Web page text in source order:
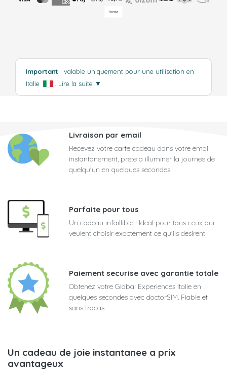
Important : valable uniquement pour une utilisation en
Italie
Lire la suite ▼
Livraison par email
Recevez votre carte cadeau dans votre email
instantanement, prete a illuminer la journee de
quelqu'un en quelques secondes
Parfaite pour tous
Un cadeau infaillible ! Ideal pour tous ceux qui
veulent choisir exactement ce qu'ils desirent
Paiement securise avec garantie totale
Obtenez votre Global Experiences Italie en
quelques secondes avec doctorSIM. Fiable et
sans tracas
Un cadeau de joie instantanee a prix
avantageux